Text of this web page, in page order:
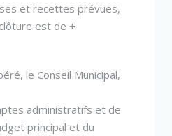
et recettes prévues,
est de +
le Conseil Municipal,
administratifs et de
principal et du